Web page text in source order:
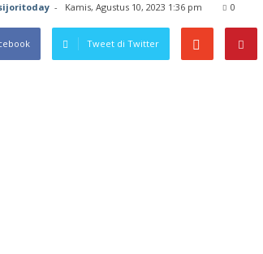
- Kamis, Agustus 10, 2023 1:36 pm 0
Tweet di Twitter